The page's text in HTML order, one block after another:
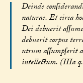
Deinde
naturae. Et circa
Dei debuerit
debuerit corpus
utrum
intellectum. (IIIa